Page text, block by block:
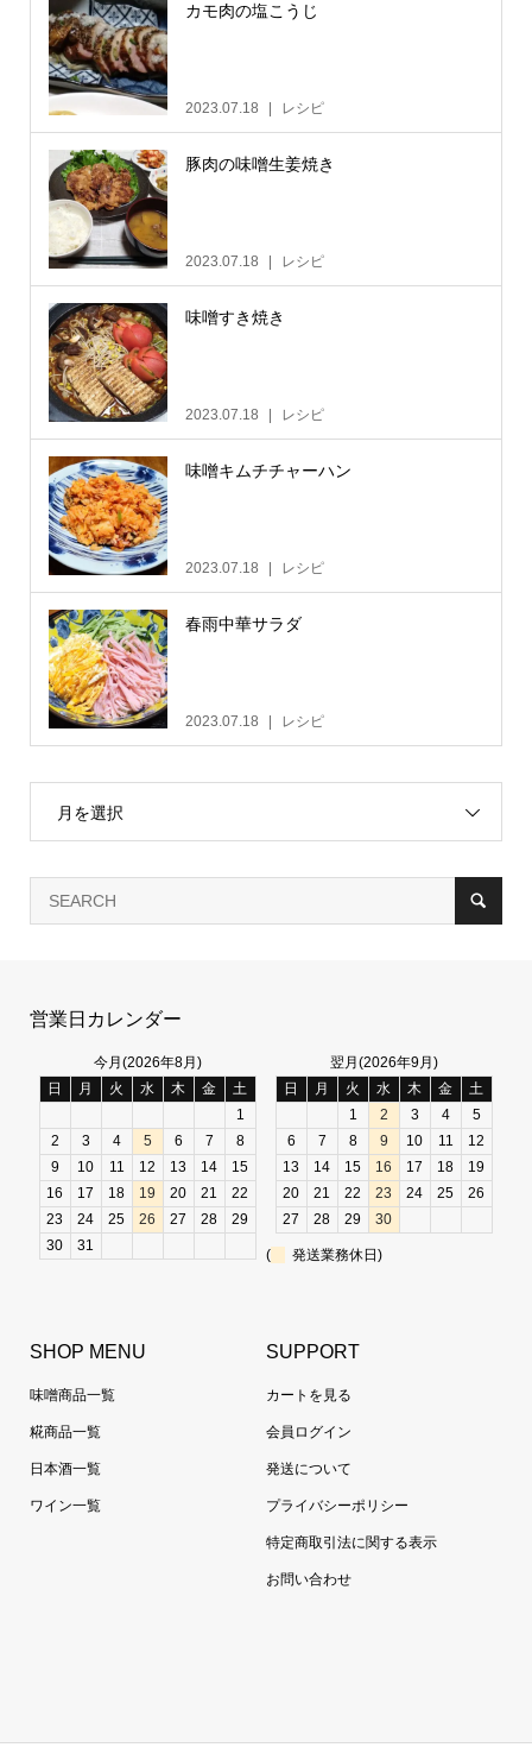
カモ肉の塩こうじ
2023.07.18 レシピ
豚肉の味噌生姜焼き
2023.07.18 レシピ
味噌すき焼き
2023.07.18 レシピ
味噌キムチチャーハン
2023.07.18 レシピ
春雨中華サラダ
2023.07.18 レシピ
月を選択
営業日カレンダー
今月(2026年8月)
日
月 火 水 木 金
土
1
2
3 4 5 6 7
8
9
10 11 12 13 14
15
16
17 18 19 20 21
22
23
24 25 26 27 28
29
30
31
翌月(2026年9月)
日
月 火 水 木 金
土
1
2 3 4
5
6
7 8 9 10 11
12
13
14 15 16 17 18
19
20
21 22 23 24 25
26
27
28 29 30
( 発送業務休日)
SHOP MENU
味噌商品一覧
糀商品一覧
日本酒一覧
ワイン一覧
SUPPORT
カートを見る
会員ログイン
発送について
プライバシーポリシー
特定商取引法に関する表示
お問い合わせ